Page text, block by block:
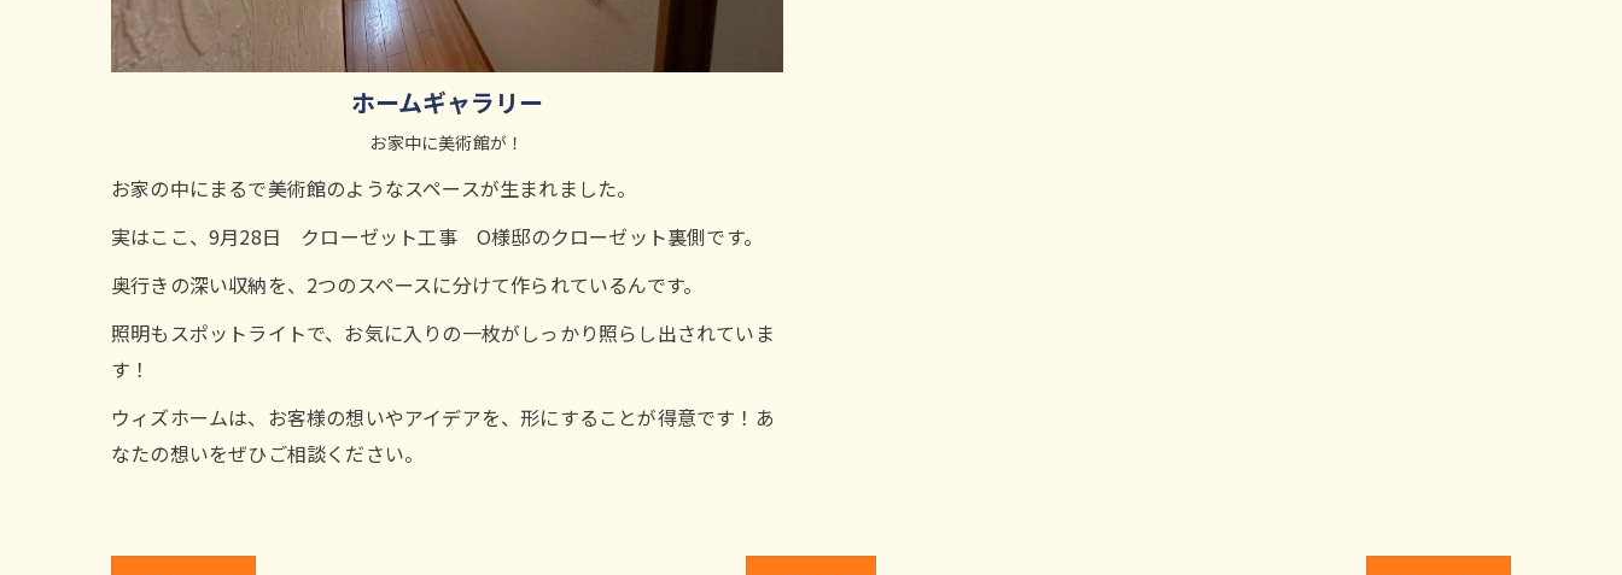
ホームギャラリー
お家中に美術館が！
お家の中にまるで美術館のようなスペースが生まれました。
実はここ、9月28日 クローゼット工事 O様邸のクローゼット裏側です。
奥行きの深い収納を、2つのスペースに分けて作られているんです。
照明もスポットライトで、お気に入りの一枚がしっかり照らし出されていま
す！
ウィズホームは、お客様の想いやアイデアを、形にすることが得意です！あ
なたの想いをぜひご相談ください。